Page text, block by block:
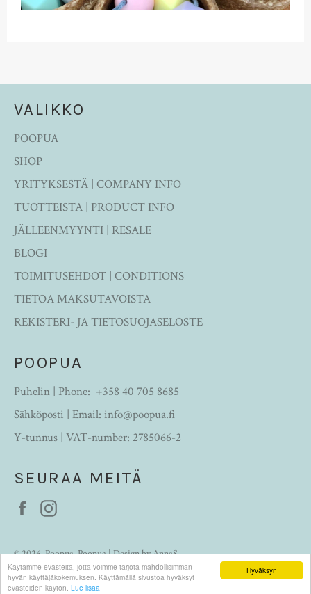
Hyväksyn
Käytämme evästeitä, jotta voimme tarjota mahdollisimman
hyvän käyttäjäkokemuksen. Käyttämällä sivustoa hyväksyt
evästeiden käytön. Lue lisää
VALIKKO
POOPUA
SHOP
YRITYKSESTÄ | COMPANY INFO
TUOTTEISTA | PRODUCT INFO
JÄLLEENMYYNTI | RESALE
BLOGI
TOIMITUSEHDOT | CONDITIONS
TIETOA MAKSUTAVOISTA
REKISTERI- JA TIETOSUOJASELOSTE
POOPUA
Puhelin | Phone: +358 40 705 8685
Sähköposti | Email: info@poopua.fi
Y-tunnus | VAT-number: 2785066-2
SEURAA MEITÄ
Facebook
© 2026,Poopua. Poopua | Design by AnnaS.
paypal